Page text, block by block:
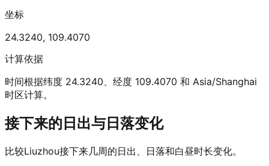
坐标
24.3240, 109.4070
计算依据
时间根据纬度 24.3240、经度 109.4070 和 Asia/Shanghai
时区计算。
接下来的日出与日落变化
比较Liuzhou接下来几周的日出、日落和白昼时长变化。